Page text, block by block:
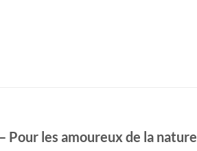
Pour les amoureux de la nature